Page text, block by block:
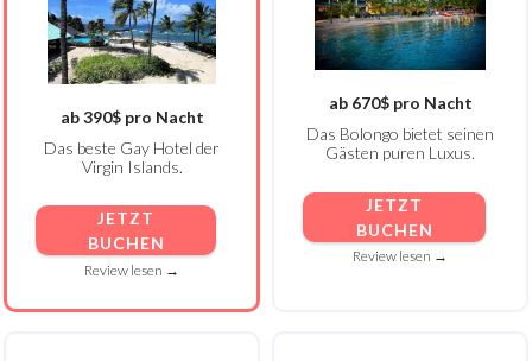
ab 390$ pro Nacht
Das beste Gay Hotel der
Virgin Islands.
JETZT
BUCHEN
Review lesen →
ab 670$ pro Nacht
Das Bolongo bietet seinen
Gästen puren Luxus.
JETZT
BUCHEN
Review lesen →